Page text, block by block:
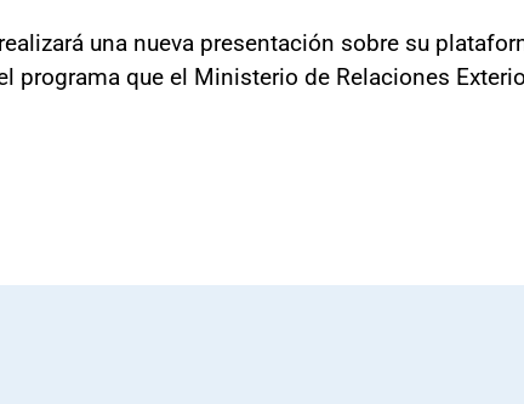
una nueva presentación sobre su
programa que el Ministerio de Relaciones